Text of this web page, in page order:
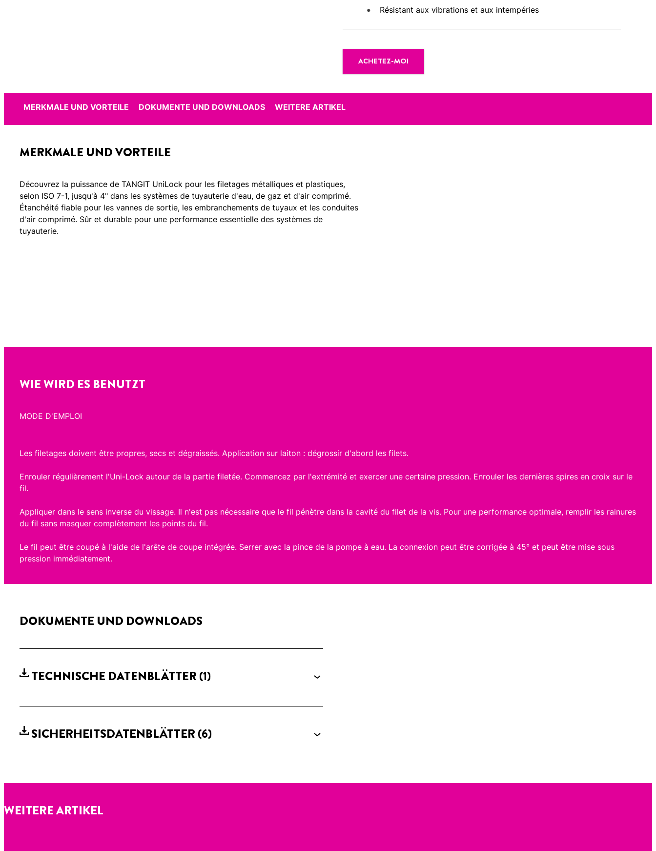
Résistant aux vibrations et aux intempéries
ACHETEZ-MOI
MERKMALE UND VORTEILE DOKUMENTE UND DOWNLOADS WEITERE ARTIKEL
MERKMALE UND VORTEILE
Découvrez la puissance de TANGIT UniLock pour les filetages métalliques et plastiques,
selon ISO 7-1, jusqu'à 4" dans les systèmes de tuyauterie d'eau, de gaz et d'air comprimé.
Étanchéité fiable pour les vannes de sortie, les embranchements de tuyaux et les conduites
d'air comprimé. Sûr et durable pour une performance essentielle des systèmes de
tuyauterie.
WIE WIRD ES BENUTZT
MODE D'EMPLOI
Les filetages doivent être propres, secs et dégraissés. Application sur laiton : dégrossir d'abord les filets.
Enrouler régulièrement l'Uni-Lock autour de la partie filetée. Commencez par l'extrémité et exercer une certaine pression. Enrouler les dernières spires en croix sur le
fil.
Appliquer dans le sens inverse du vissage. Il n'est pas nécessaire que le fil pénètre dans la cavité du filet de la vis. Pour une performance optimale, remplir les rainures
du fil sans masquer complètement les points du fil.
Le fil peut être coupé à l'aide de l'arête de coupe intégrée. Serrer avec la pince de la pompe à eau. La connexion peut être corrigée à 45° et peut être mise sous
pression immédiatement.
DOKUMENTE UND DOWNLOADS
TECHNISCHE DATENBLÄTTER (1)
SICHERHEITSDATENBLÄTTER (6)
WEITERE ARTIKEL